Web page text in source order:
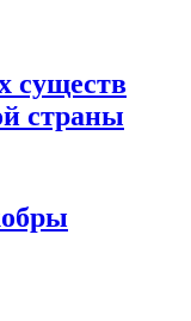
существ
страны